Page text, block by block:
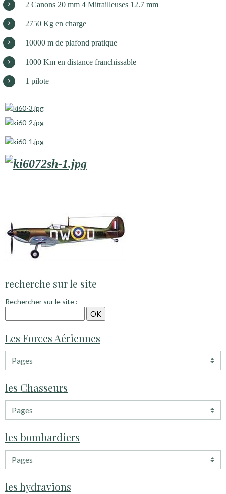
2 Canons 20 mm 4 Mitrailleuses 12.7 mm
2750 Kg en charge
10000 m de plafond pratique
1000 Km en distance franchissable
1 pilote
recherche sur le site
Rechercher sur le site :
Les Forces Aériennes
les Chasseurs
les bombardiers
les hydravions